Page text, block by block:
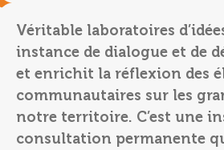
Véritable laboratoires
instance de dialogue et de
et enrichit la réflexion des
communautaires sur les
notre territoire. C’est une
consultation permanente